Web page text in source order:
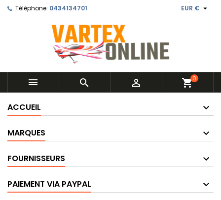
Téléphone: 0434134701 EUR € 
   shopping_cart0
ACCUEIL
MARQUES
FOURNISSEURS
PAIEMENT VIA PAYPAL